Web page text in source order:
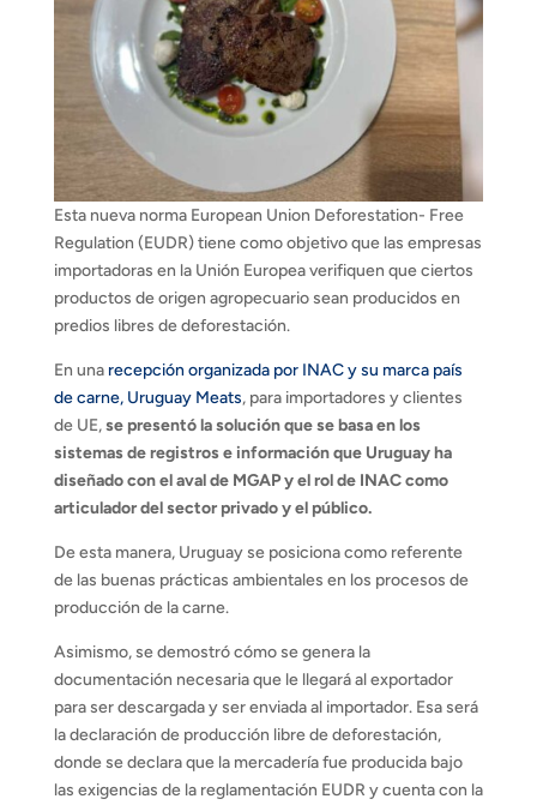
Esta nueva norma European Union Deforestation- Free
Regulation (EUDR) tiene como objetivo que las empresas
importadoras en la Unión Europea verifiquen que ciertos
productos de origen agropecuario sean producidos en
predios libres de deforestación.
En una recepción organizada por INAC y su marca país
de carne, Uruguay Meats, para importadores y clientes
de UE,se presentó la solución que se basa en los
sistemas de registros e información que Uruguay ha
diseñado con el aval de MGAP y el rol de INAC como
articulador del sector privado y el público.
De esta manera, Uruguay se posiciona como referente
de las buenas prácticas ambientales en los procesos de
producción de la carne.
Asimismo, se demostró cómo se genera la
documentación necesaria que le llegará al exportador
para ser descargada y ser enviada al importador. Esa será
la declaración de producción libre de deforestación,
donde se declara que la mercadería fue producida bajo
las exigencias de la reglamentación EUDR y cuenta con la